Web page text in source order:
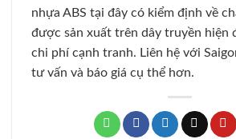
nhựa ABS tại đây có kiểm định về
được sản xuất trên dây truyền hiện
chi phí cạnh tranh. Liên hệ với
tư vấn và báo giá cụ thể hơn.